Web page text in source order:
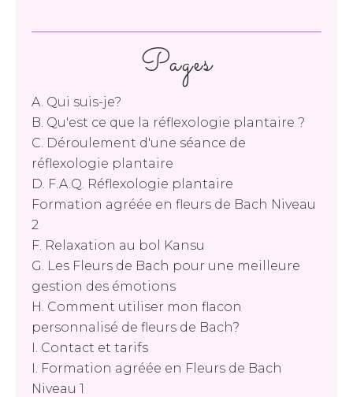
Pages
A. Qui suis-je?
B. Qu'est ce que la réflexologie plantaire ?
C. Déroulement d'une séance de
réflexologie plantaire
D. F.A.Q. Réflexologie plantaire
Formation agréée en fleurs de Bach Niveau
2
F. Relaxation au bol Kansu
G. Les Fleurs de Bach pour une meilleure
gestion des émotions
H. Comment utiliser mon flacon
personnalisé de fleurs de Bach?
I. Contact et tarifs
I. Formation agréée en Fleurs de Bach
Niveau 1